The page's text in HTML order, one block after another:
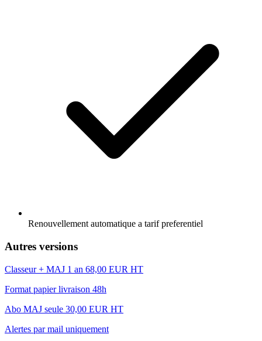
Renouvellement automatique a tarif preferentiel
Autres versions
Classeur + MAJ 1 an 68,00 EUR HT
Format papier livraison 48h
Abo MAJ seule 30,00 EUR HT
Alertes par mail uniquement